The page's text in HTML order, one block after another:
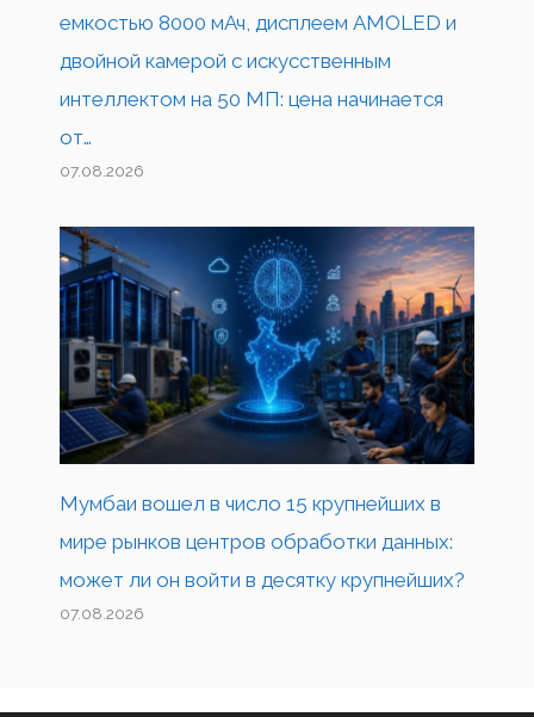
емкостью 8000 мАч, дисплеем AMOLED и
двойной камерой с искусственным
интеллектом на 50 МП: цена начинается
от…
07.08.2026
Мумбаи вошел в число 15 крупнейших в
мире рынков центров обработки данных:
может ли он войти в десятку крупнейших?
07.08.2026